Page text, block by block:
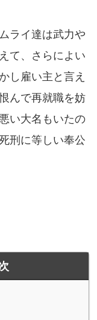
ライ達は武力や
て、さらによい
し雇い主と言え
んで再就職を妨
い大名もいたの
刑に等しい奉公